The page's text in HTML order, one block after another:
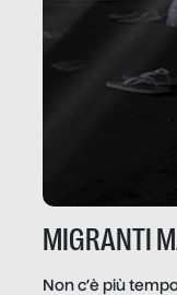
MIGRANTI
Non c’è più